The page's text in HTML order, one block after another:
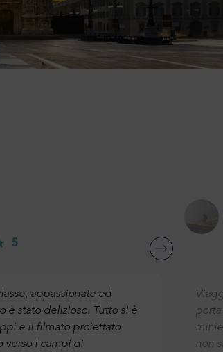
5
appassionate ed
è stato delizioso. Tutto si è
e il filmato proiettato
verso i campi di
non